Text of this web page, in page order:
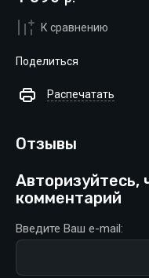
К сравнению
Поделиться
Распечатать
Отзывы
Авторизуйтесь,
комментарий
Введите Ваш e-mail: